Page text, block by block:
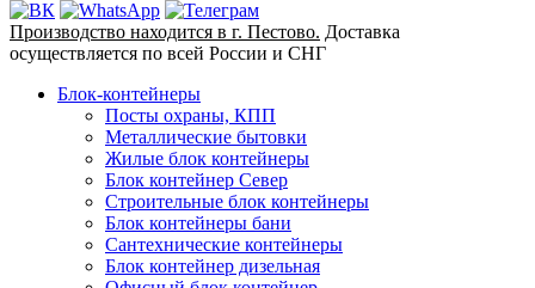
Производство находится в г. Пестово. Доставка
осуществляется по всей России и СНГ
Блок-контейнеры
Посты охраны, КПП
Металлические бытовки
Жилые блок контейнеры
Блок контейнер Север
Строительные блок контейнеры
Блок контейнеры бани
Сантехнические контейнеры
Блок контейнер дизельная